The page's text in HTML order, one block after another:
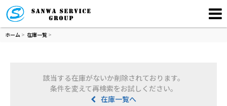
ホーム > 在庫一覧 >
該当する在庫がないか削除されております。
条件を変えて再検索をお試しください。
在庫一覧へ